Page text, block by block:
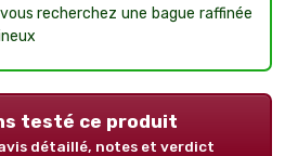
recherchez une bague raffinée
testé ce produit
détaillé, notes et verdict